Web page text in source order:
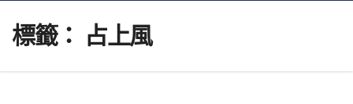
標籤： 占上風